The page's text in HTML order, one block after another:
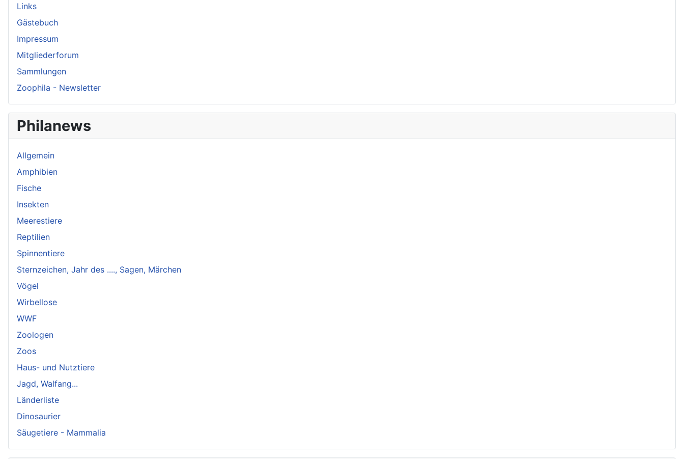
Links
Gästebuch
Impressum
Mitgliederforum
Sammlungen
Zoophila - Newsletter
Philanews
Allgemein
Amphibien
Fische
Insekten
Meerestiere
Reptilien
Spinnentiere
Sternzeichen, Jahr des ...., Sagen, Märchen
Vögel
Wirbellose
WWF
Zoologen
Zoos
Haus- und Nutztiere
Jagd, Walfang...
Länderliste
Dinosaurier
Säugetiere - Mammalia